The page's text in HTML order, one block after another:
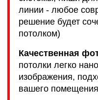
линии - любое
решение будет
потолком)
Качественная
потолки легко
изображения,
вашего